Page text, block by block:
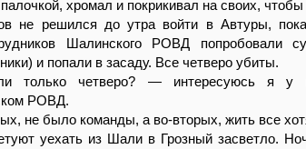
хромал и покрикивал на своих,
не решился до утра войти в Автуры,
Шалинского РОВД попробовали
и попали в засаду. Все четверо убиты.
только четверо? — интересуюсь я у
РОВД.
не было команды, а во-вторых, жить все
уехать из Шали в Грозный засветло.